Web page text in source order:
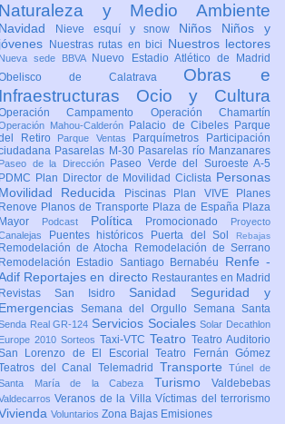
Naturaleza y Medio Ambiente
Navidad Nieve esquí y snow Niños Niños y
jóvenes
Nuestras rutas en bici Nuestros lectores
Nueva sede BBVA
Nuevo Estadio Atlético de Madrid
de Calatrava Obras e
Infraestructuras Ocio y Cultura
Campamento Operación Chamartín
Mahou-Calderón Palacio de Cibeles Parque
Retiro
Parque Ventas Parquímetros
Participación
Pasarelas M-30 Pasarelas río Manzanares
Paseo de la Dirección
Paseo Verde del Suroeste A-5
PDMC Plan Director de Movilidad Ciclista Personas
Movilidad Reducida
Piscinas Plan VIVE
Planes
Renove Planos de Transporte Plaza de España Plaza
Mayor
Podcast Política Promocionado
Proyecto
Puentes históricos Puerta del Sol Rebajas
Remodelación de Atocha
Remodelación de Serrano
Remodelación Estadio Santiago Bernabéu Renfe -
Reportajes en directo Restaurantes en Madrid
Revistas San Isidro Sanidad Seguridad y
Emergencias Semana del Orgullo Semana Santa
Real GR-124 Servicios SocialesSolar Decathlon
Europe 2010 Sorteos Taxi-VTC Teatro Teatro Auditorio
Lorenzo de El EscorialTeatro Fernán Gómez
del Canal Telemadrid TransporteTúnel de
María de la Cabeza Turismo Valdebebas
Veranos de la VillaVíctimas del terrorismo
Voluntarios Zona Bajas Emisiones